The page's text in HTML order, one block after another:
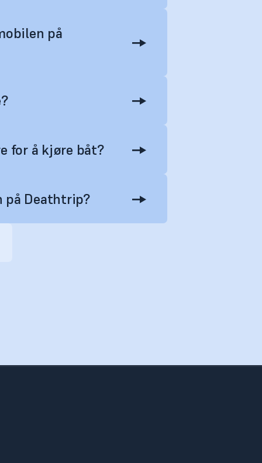
på
for å kjøre båt?
på Deathtrip?